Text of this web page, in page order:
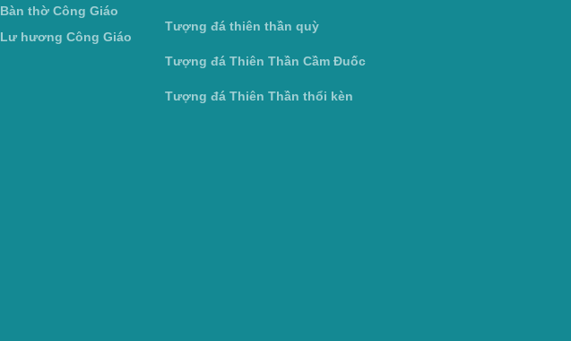
Bàn thờ Công Giáo
Lư hương Công Giáo
Tượng đá thiên thần quỳ
Tượng đá Thiên Thần Cầm Đuốc
Tượng đá Thiên Thần thổi kèn